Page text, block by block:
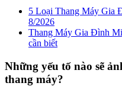
5 Loại Thang Máy Gia
8/2026
Thang Máy Gia Đình
cần biết
Những yếu tố nào sẽ
thang máy?